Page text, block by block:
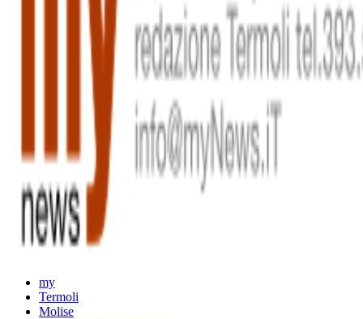
my
Termoli
Molise